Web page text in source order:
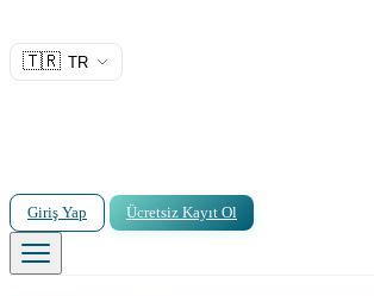
🇹🇷 TR
Giriş Yap Ücretsiz Kayıt Ol